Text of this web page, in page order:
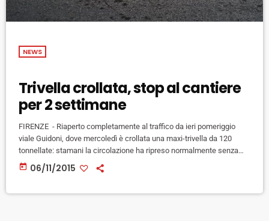
NEWS
Trivella crollata, stop al cantiere
per 2 settimane
FIRENZE - Riaperto completamente al traffico da ieri pomeriggio
viale Guidoni, dove mercoledì è crollata una maxi-trivella da 120
tonnellate: stamani la circolazione ha ripreso normalmente senza
gravi disagi. La carreggiata è stata liberata e l'asfalto ripristinato.
Fermi invece i lavori, dopo che la Asl ha decretato il blocco dell'uso
today 06/11/2015